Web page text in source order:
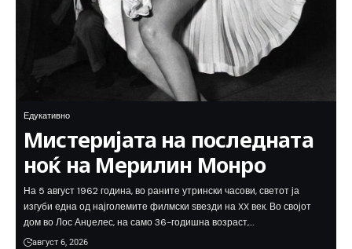
Едукативно
Мистеријата на последната
ноќ на Мерилин Монро
На 5 август 1962 година, во раните утрински часови, светот ја
изгуби една од најголемите филмски ѕвезди на XX век. Во својот
дом во Лос Анџелес, на само 36-годишна возраст,…
август 6, 2026